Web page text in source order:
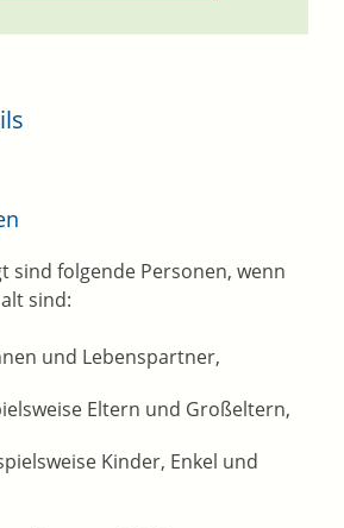
sind folgende Personen, wenn
sind:
und Lebenspartner,
Eltern und Großeltern,
Kinder, Enkel und